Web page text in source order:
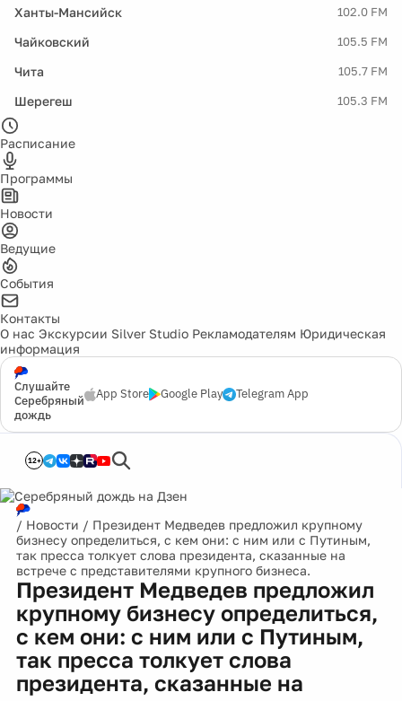
Ханты-Мансийск 102.0 FM
Чайковский 105.5 FM
Чита 105.7 FM
Шерегеш 105.3 FM
Расписание
Программы
Новости
Ведущие
События
Контакты
О нас Экскурсии Silver Studio Рекламодателям Юридическая
информация
Слушайте
Серебряный
дождь
App Store Google Play Telegram App
12+
/ Новости / Президент Медведев предложил крупному
бизнесу определиться, с кем они: с ним или с Путиным,
так пресса толкует слова президента, сказанные на
встрече с представителями крупного бизнеса.
Президент Медведев предложил
крупному бизнесу определиться,
с кем они: с ним или с Путиным,
так пресса толкует слова
президента, сказанные на